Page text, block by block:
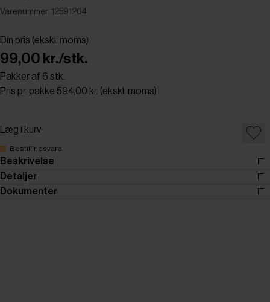
Varenummer: 12591204
Din pris (ekskl. moms)
99,00 kr./stk.
Pakker af 6 stk.
Pris pr. pakke 594,00 kr. (ekskl. moms)
Læg i kurv
Bestillingsvare
Beskrivelse
Detaljer
Dokumenter